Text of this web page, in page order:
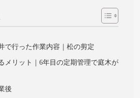
で行った作業内容｜松の剪定
メリット｜6年目の定期管理で庭木が
後